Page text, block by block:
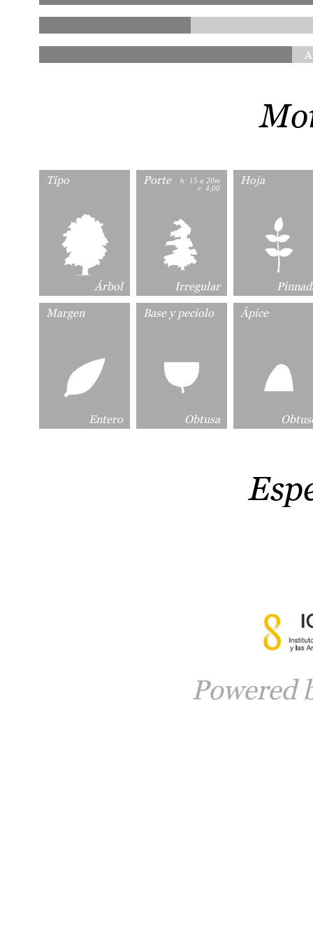
Tipo
Árbol
Porte
h: 15 a 20m
r: 4,00
Irregular
Hoja
Margen
Entero
Base y peciolo
Obtusa
Ápice
Powered